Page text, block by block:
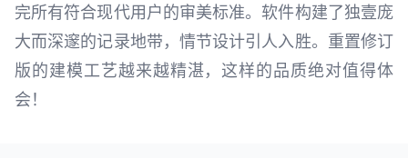
完所有符合现代用户的审美标准。软件构建了独壹庞
大而深邃的记录地带，情节设计引人入胜。重置修订
版的建模工艺越来越精湛，这样的品质绝对值得体
会！